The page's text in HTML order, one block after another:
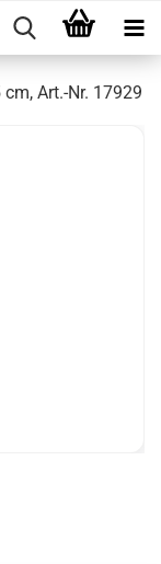
Art.-Nr. 17929